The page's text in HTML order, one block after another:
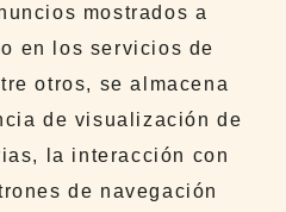
mostrados a
en los servicios de
otros, se almacena
de visualización de
la interacción con
de navegación